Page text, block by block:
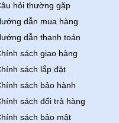
hỏi thường gặp
dẫn mua hàng
dẫn thanh toán
sách giao hàng
sách lắp đặt
sách bảo hành
sách đổi trả hàng
sách bảo mật